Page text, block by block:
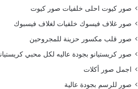
صور كيوت احلى خلفيات صور كيوت
صور غلاف فيسوك خلفيات لغلاف فيسبوك
صور قلب مكسور حزينة للمجروحين
صور كريستيانو بجودة عاليه لكل محبي
اجمل صور أكلات
صور للرسم بجودة عالية